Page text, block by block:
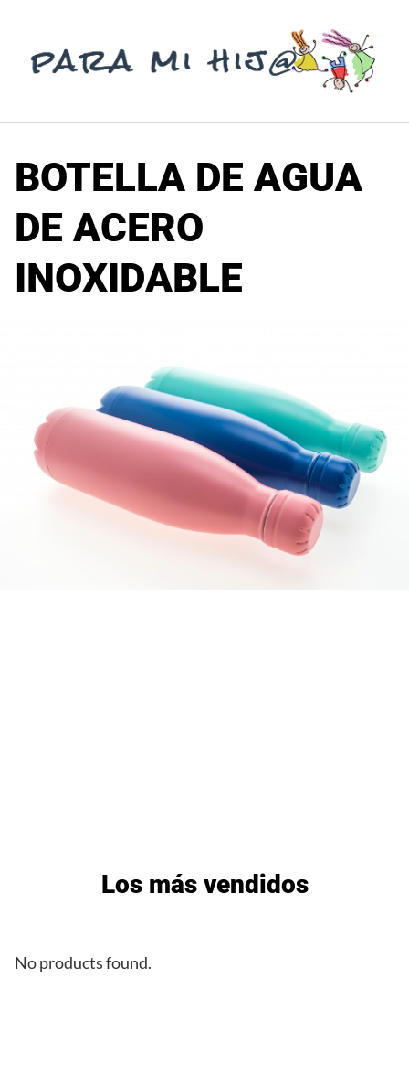
contenido
BOTELLA DE AGUA
DE ACERO
INOXIDABLE
Los más vendidos
No products found.